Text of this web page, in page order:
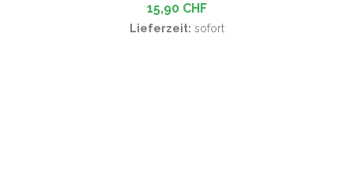
15,90 CHF
Lieferzeit: sofort